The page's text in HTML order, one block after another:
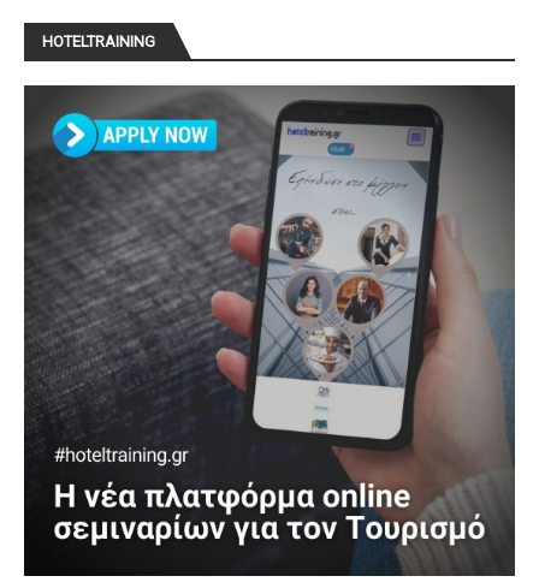
HOTELTRAINING